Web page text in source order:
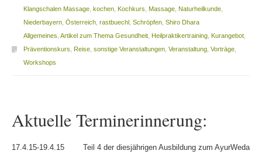
Klangschalen Massage, kochen, Kochkurs Massage, Naturheilkunde,
Niederbayern, Österreich, rastbuechl, Schröpfen, Shiro Dhara
Allgemeines Artikel zum Thema Gesundheit, Heilpraktikertraining, Kurangebot,
Präventionskurs Reise, sonstige Veranstaltungen, Veranstaltung, Vorträge,
Workshops
Aktuelle Terminerinnerung:
17.4.15-19.4.15 Teil 4 der diesjährigen Ausbildung zum AyurWeda